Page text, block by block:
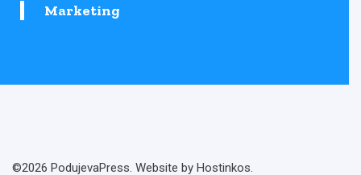
Marketing
©2026 PodujevaPress. Website by Hostinkos.